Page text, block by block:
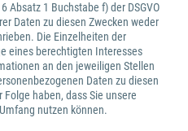
Absatz 1 Buchstabe f) der DSGVO
Daten zu diesen Zwecken weder
Die Einzelheiten der
eines berechtigten Interesses
an den jeweiligen Stellen
Daten zu diesen
haben, dass Sie unsere
nutzen können.